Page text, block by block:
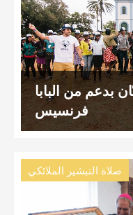
بدعم من البابا
فرنسيس
صلاة التبشير الملائكي